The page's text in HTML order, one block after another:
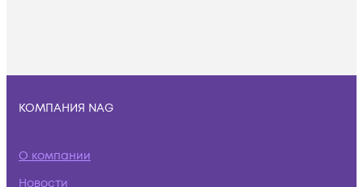
КОМПАНИЯ NAG
О компании
Новости